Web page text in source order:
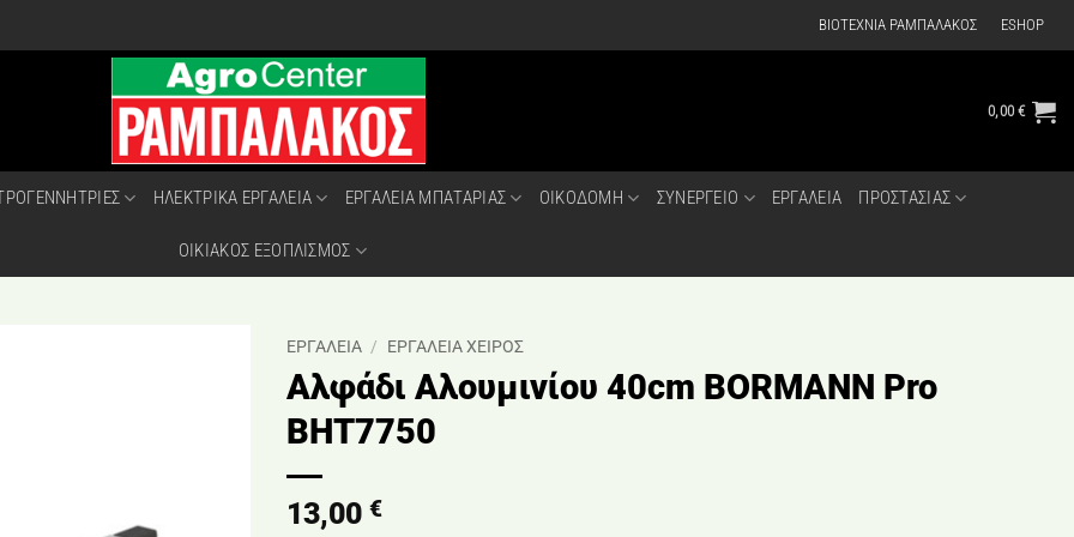
ΒΙΟΤΕΧΝΙΑ ΡΑΜΠΑΛΑΚΟΣ ESHOP
0,00€
ΗΛΕΚΤΡΙΚΑ ΕΡΓΑΛΕΙΑ ΕΡΓΑΛΕΙΑ ΜΠΑΤΑΡΙΑΣ ΟΙΚΟΔΟΜΗ ΣΥΝΕΡΓΕΙΟ ΕΡΓΑΛΕΙΑ ΠΡΟΣΤΑΣΙΑΣ
ΟΙΚΙΑΚΟΣ ΕΞΟΠΛΙΣΜΟΣ
ΕΡΓΑΛΕΙΑ / ΕΡΓΑΛΕΙΑ ΧΕΙΡΟΣ
Αλφάδι Αλουμινίου 40cm BORMANN Pro
BHT7750
13,00 €